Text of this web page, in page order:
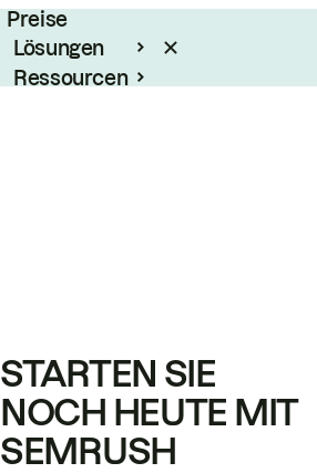
Preise
Lösungen
Ressourcen
STARTEN SIE
NOCH HEUTE MIT
SEMRUSH